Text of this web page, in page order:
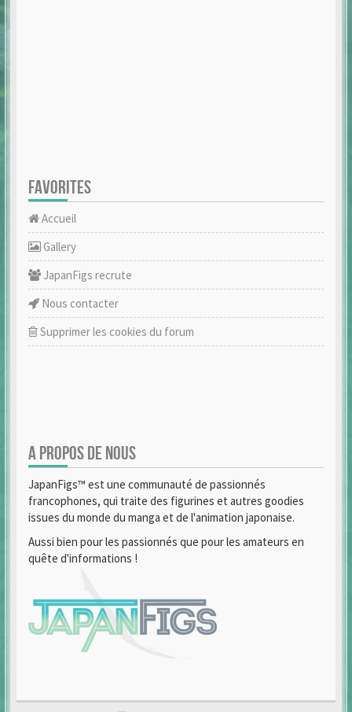
FAVORITES
Accueil
Gallery
JapanFigs recrute
Nous contacter
Supprimer les cookies du forum
A PROPOS DE NOUS
JapanFigs™ est une communauté de passionnés
francophones, qui traite des figurines et autres goodies
issues du monde du manga et de l'animation japonaise.
Aussi bien pour les passionnés que pour les amateurs en
quête d'informations !